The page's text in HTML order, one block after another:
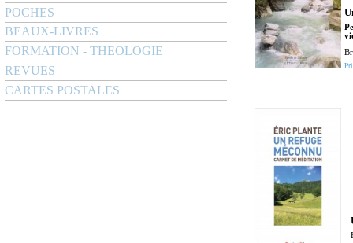
POCHES
BEAUX-LIVRES
FORMATION - THEOLOGIE
REVUES
CARTES POSTALES